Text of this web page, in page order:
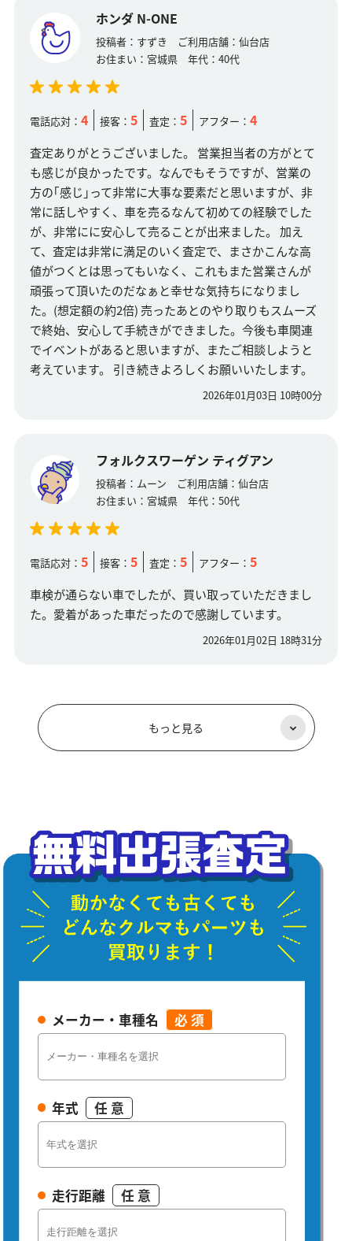
ホンダ N-ONE
投稿者： すずき ご利用店舗： 仙台店
お住まい： 宮城県 年代： 40代
電話応対： 4 接客： 5 査定： 5 アフター： 4
査定ありがとうございました。 営業担当者の方がとて
も感じが良かったです。なんでもそうですが、営業の
方の｢感じ｣って非常に大事な要素だと思いますが、非
常に話しやすく、車を売るなんて初めての経験でした
が、非常にに安心して売ることが出来ました。 加え
て、査定は非常に満足のいく査定で、まさかこんな高
値がつくとは思ってもいなく、これもまた営業さんが
頑張って頂いたのだなぁと幸せな気持ちになりまし
た。(想定額の約2倍) 売ったあとのやり取りもスムーズ
で終始、安心して手続きができました。今後も車関連
でイベントがあると思いますが、またご相談しようと
考えています。 引き続きよろしくお願いいたします。
2026年01月03日 10時00分
フォルクスワーゲン ティグアン
投稿者： ムーン ご利用店舗： 仙台店
お住まい： 宮城県 年代： 50代
電話応対： 5 接客： 5 査定： 5 アフター： 5
車検が通らない車でしたが、買い取っていただきまし
た。愛着があった車だったので感謝しています。
2026年01月02日 18時31分
もっと見る
メーカー・車種名 必 須
年式 任 意
走行距離 任 意